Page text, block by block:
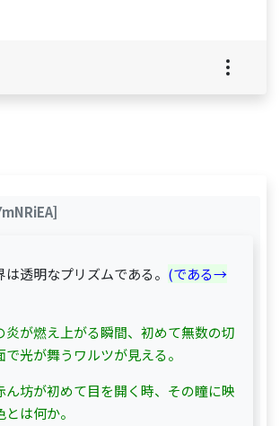
は透明なプリズムである。 (である→
炎が燃え上がる瞬間、初めて無数の切
で光が舞うワルツが見える。
坊が初めて目を開く時、その瞳に映
とは何か。